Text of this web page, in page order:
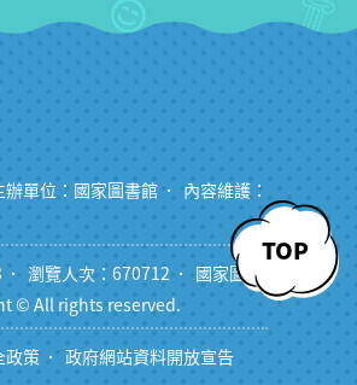
TOP
辦單位：國家圖書館
內容維護：
瀏覽人次：670712
國家圖書
© All rights reserved.
政策 政府網站資料開放宣告